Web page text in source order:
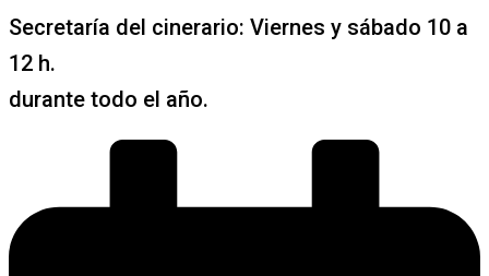
Secretaría del cinerario: Viernes y sábado 10 a
12 h.
durante todo el año.